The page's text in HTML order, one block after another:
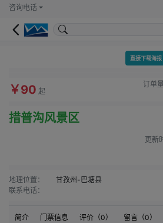
咨询电话
直接下载海报
￥90 起
订单量
措普沟风景区
更新
地理位置：
甘孜州-巴塘县
联系电话：
简介 门票信息 评价（0） 留言（0）